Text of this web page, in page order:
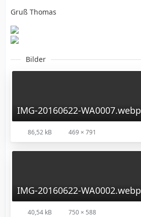
Gruß Thomas
Bilder
IMG-20160622-WA0007.webp
86,52 kB 469 × 791
IMG-20160622-WA0002.webp
40,54 kB 750 × 588